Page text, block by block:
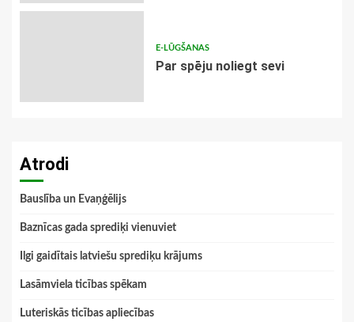
E-LŪGŠANAS
Par spēju noliegt sevi
Atrodi
Bauslība un Evaņģēlijs
Baznīcas gada sprediķi vienuviet
Ilgi gaidītais latviešu sprediķu krājums
Lasāmviela ticības spēkam
Luteriskās ticības apliecības